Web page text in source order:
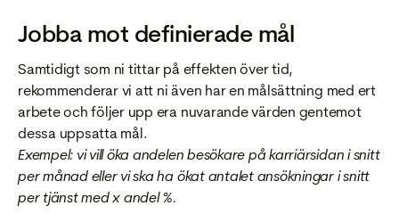
Jobba mot definierade mål
Samtidigt som ni tittar på effekten över tid,
rekommenderar vi att ni även har en målsättning med ert
arbete och följer upp era nuvarande värden gentemot
dessa uppsatta mål.
Exempel: vi vill öka andelen besökare på karriärsidan i snitt
per månad eller vi ska ha ökat antalet ansökningar i snitt
per tjänst med x andel %.